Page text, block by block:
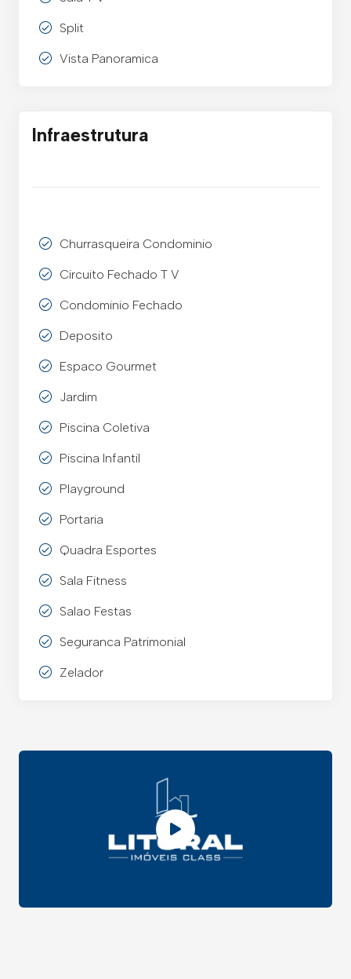
Split
Vista Panoramica
Infraestrutura
Churrasqueira Condominio
Circuito Fechado T V
Condominio Fechado
Deposito
Espaco Gourmet
Jardim
Piscina Coletiva
Piscina Infantil
Playground
Portaria
Quadra Esportes
Sala Fitness
Salao Festas
Seguranca Patrimonial
Zelador